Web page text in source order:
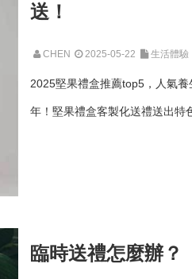
送！
CHEN 2025-05-22 生活體驗
2025堅果禮盒推薦top5，人氣
年！堅果禮盒客製化送禮送出特
臨時送禮怎麼辦？